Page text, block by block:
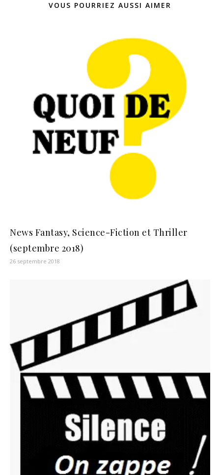
VOUS POURRIEZ AUSSI AIMER
News Fantasy, Science-Fiction et Thriller
(septembre 2018)
26 septembre 2018